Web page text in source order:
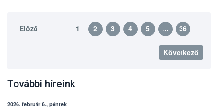
Előző 1 2 3 4 5 … 36
Következő
További híreink
2026. február 6., péntek